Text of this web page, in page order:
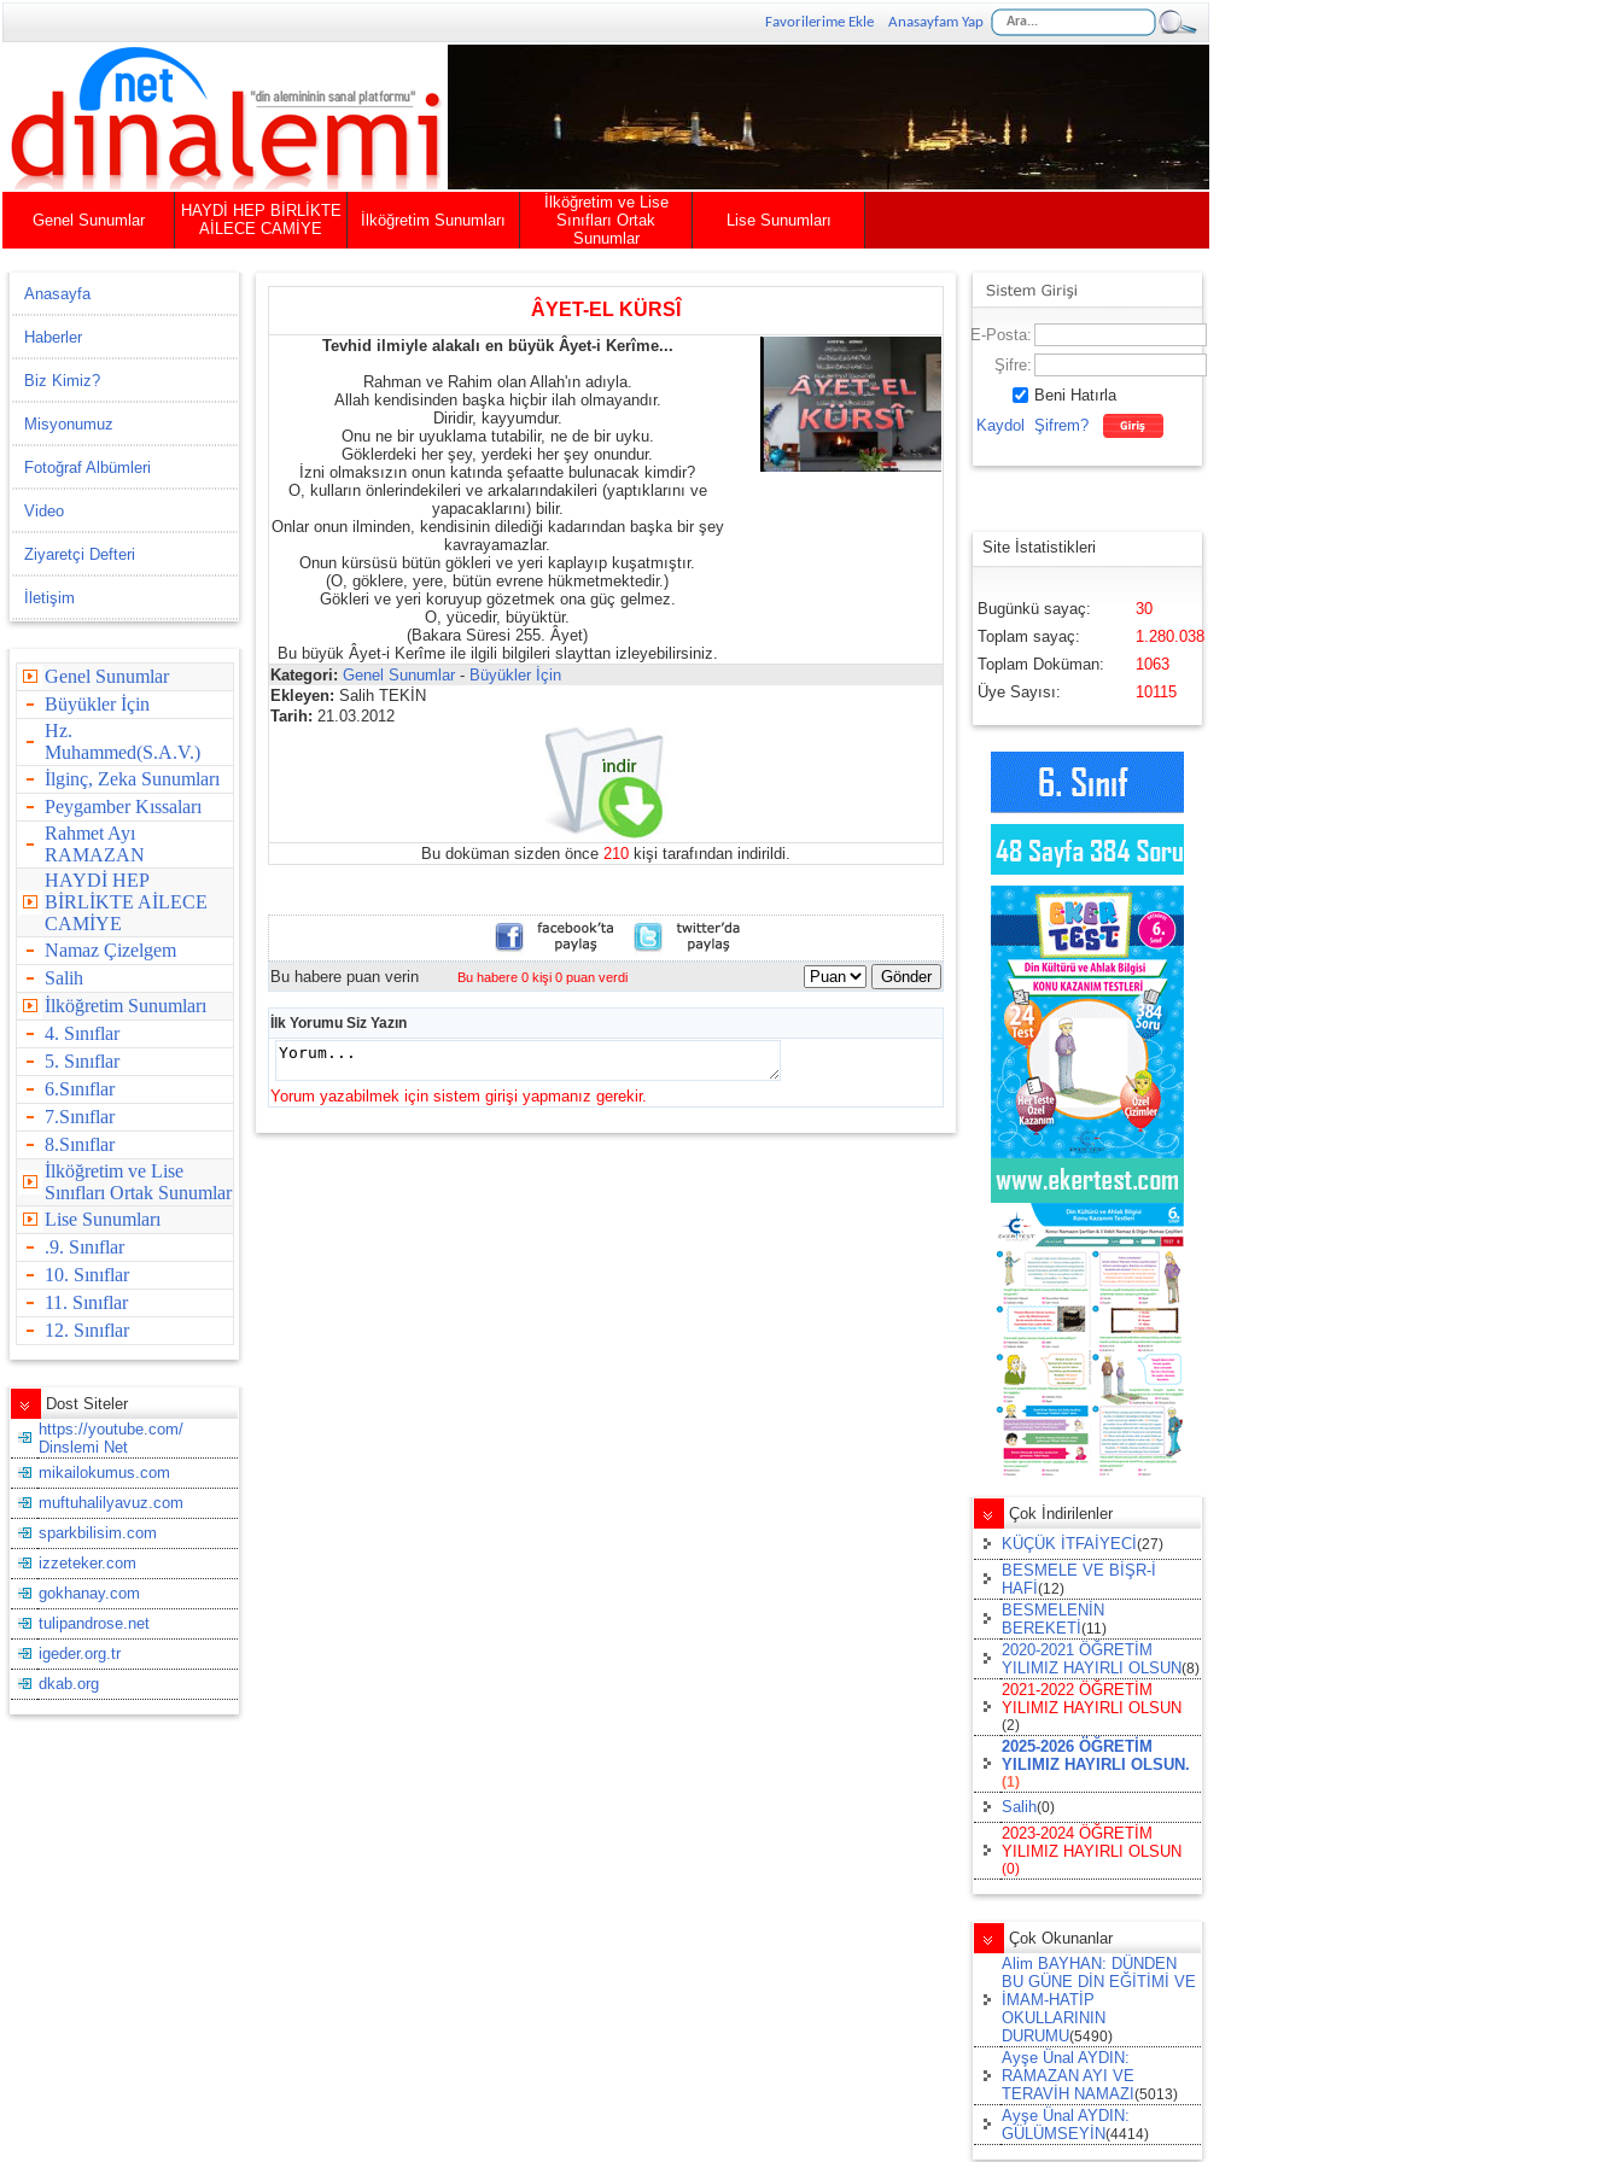
Favorilerime Ekle Anasayfam Yap
Genel Sunumlar
HAYDİ HEP BİRLİKTE
AİLECE CAMİYE
İlköğretim Sunumları
İlköğretim ve Lise
Sınıfları Ortak
Sunumlar
Lise Sunumları
Anasayfa
Haberler
Biz Kimiz?
Misyonumuz
Fotoğraf Albümleri
Video
Ziyaretçi Defteri
İletişim
Genel Sunumlar
Büyükler İçin
Hz.
Muhammed(S.A.V.)
İlginç, Zeka Sunumları
Peygamber Kıssaları
Rahmet Ayı
RAMAZAN
HAYDİ HEP
BİRLİKTE AİLECE
CAMİYE
Namaz Çizelgem
Salih
İlköğretim Sunumları
4. Sınıflar
5. Sınıflar
6.Sınıflar
7.Sınıflar
8.Sınıflar
İlköğretim ve Lise
Sınıfları Ortak Sunumlar
Lise Sunumları
.9. Sınıflar
10. Sınıflar
11. Sınıflar
12. Sınıflar
Dost Siteler
https://youtube.com/
Dinslemi Net
mikailokumus.com
muftuhalilyavuz.com
sparkbilisim.com
izzeteker.com
gokhanay.com
tulipandrose.net
igeder.org.tr
dkab.org
ÂYET-EL KÜRSÎ
Tevhid ilmiyle alakalı en büyük Âyet-i Kerîme...
Rahman ve Rahim olan Allah'ın adıyla.
Allah kendisinden başka hiçbir ilah olmayandır.
Diridir, kayyumdur.
Onu ne bir uyuklama tutabilir, ne de bir uyku.
Göklerdeki her şey, yerdeki her şey onundur.
İzni olmaksızın onun katında şefaatte bulunacak kimdir?
O, kulların önlerindekileri ve arkalarındakileri (yaptıklarını ve
yapacaklarını) bilir.
Onlar onun ilminden, kendisinin dilediği kadarından başka bir şey
kavrayamazlar.
Onun kürsüsü bütün gökleri ve yeri kaplayıp kuşatmıştır.
(O, göklere, yere, bütün evrene hükmetmektedir.)
Gökleri ve yeri koruyup gözetmek ona güç gelmez.
O, yücedir, büyüktür.
(Bakara Süresi 255. Âyet)
Bu büyük Âyet-i Kerîme ile ilgili bilgileri slayttan izleyebilirsiniz.
Kategori: Genel Sunumlar - Büyükler İçin
Ekleyen: Salih TEKİN
Tarih: 21.03.2012
Bu doküman sizden önce 210 kişi tarafından indirildi.
Bu habere puan verin Bu habere 0 kişi 0 puan verdi
İlk Yorumu Siz Yazın
Yorum yazabilmek için sistem girişi yapmanız gerekir.
E-Posta:
Şifre:
Beni Hatırla
Kaydol
Şifrem?
Site İstatistikleri
Bugünkü sayaç:
30
Toplam sayaç:
1.280.038
Toplam Doküman:
1063
Üye Sayısı:
10115
Çok İndirilenler
KÜÇÜK İTFAİYECİ (27)
BESMELE VE BİŞR-İ
HAFİ (12)
BESMELENİN
BEREKETİ (11)
2020-2021 ÖĞRETİM
YILIMIZ HAYIRLI OLSUN(8)
2021-2022 ÖĞRETİM
YILIMIZ HAYIRLI OLSUN
(2)
2025-2026 ÖĞRETİM
YILIMIZ HAYIRLI OLSUN.
(1)
Salih(0)
2023-2024 ÖĞRETİM
YILIMIZ HAYIRLI OLSUN
(0)
Çok Okunanlar
Alim BAYHAN: DÜNDEN
BU GÜNE DİN EĞİTİMİ VE
İMAM-HATİP
OKULLARININ
DURUMU(5490)
Ayşe Ünal AYDIN:
RAMAZAN AYI VE
TERAVİH NAMAZI (5013)
Ayşe Ünal AYDIN:
GÜLÜMSEYİN(4414)